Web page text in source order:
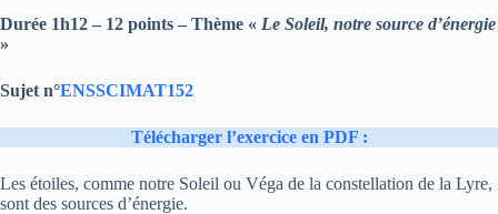
Durée 1h12 – 12 points – Thème « Le Soleil, notre source d’énergie
»
Sujet n°ENSSCIMAT152
Télécharger l’exercice en PDF :
Les étoiles, comme notre Soleil ou Véga de la constellation de la Lyre,
sont des sources d’énergie.